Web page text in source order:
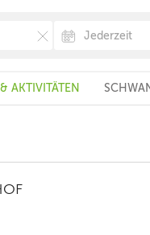
AKTIVITÄTEN